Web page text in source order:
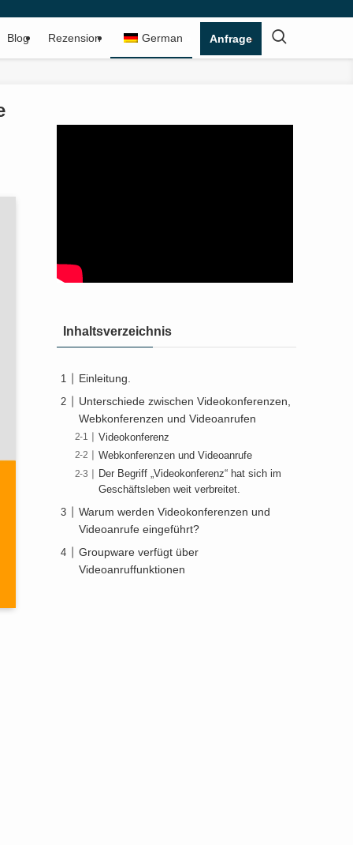
Blog Rezension German Anfrage
Inhaltsverzeichnis
Einleitung.
Unterschiede zwischen Videokonferenzen,
Webkonferenzen und Videoanrufen
Videokonferenz
Webkonferenzen und Videoanrufe
Der Begriff „Videokonferenz“ hat sich im
Geschäftsleben weit verbreitet.
Warum werden Videokonferenzen und
Videoanrufe eingeführt?
Groupware verfügt über
Videoanruffunktionen